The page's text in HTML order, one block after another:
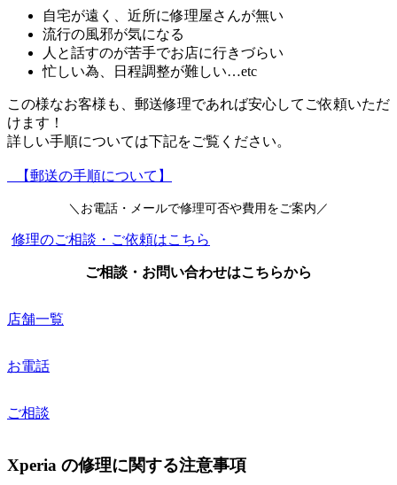
自宅が遠く、近所に修理屋さんが無い
流行の風邪が気になる
人と話すのが苦手でお店に行きづらい
忙しい為、日程調整が難しい…etc
この様なお客様も、郵送修理であれば安心してご依頼いただ
けます！
詳しい手順については下記をご覧ください。
【郵送の手順について】
＼お電話・メールで修理可否や費用をご案内／
修理のご相談・ご依頼はこちら
ご相談・お問い合わせはこちらから
店舗一覧
お電話
ご相談
Xperia の修理に関する注意事項